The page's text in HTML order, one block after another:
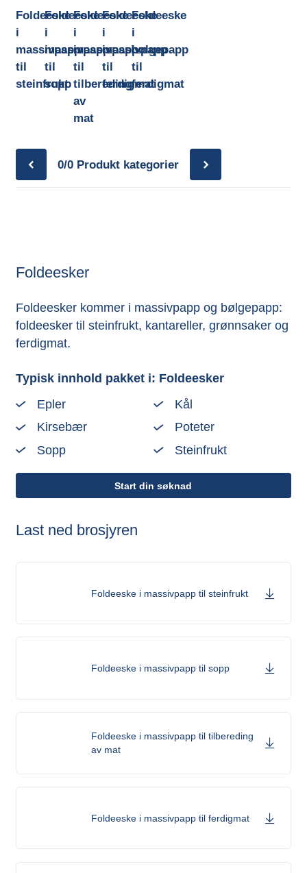
Foldeeske
i
massivpapp
til
steinfrukt
Foldeeske
i
massivpapp
til
sopp
Foldeeske
i
massivpapp
til
tilbereding
av
mat
Foldeeske
i
massivpapp
til
ferdigmat
Foldeeske
i
bølgepapp
til
ferdigmat
0/0 Produkt kategorier
Foldeesker
Foldeesker kommer i massivpapp og bølgepapp:
foldeesker til steinfrukt, kantareller, grønnsaker og
ferdigmat.
Typisk innhold pakket i: Foldeesker
Epler
Kål
Kirsebær
Poteter
Sopp
Steinfrukt
Start din søknad
Last ned brosjyren
Foldeeske i massivpapp til steinfrukt
Foldeeske i massivpapp til sopp
Foldeeske i massivpapp til tilbereding
av mat
Foldeeske i massivpapp til ferdigmat